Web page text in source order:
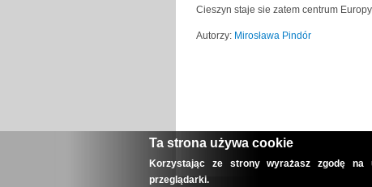
Cieszyn staje sie zatem centrum
Autorzy: Mirosława Pindór
Ta strona używa cookie
Korzystając ze strony wyrażasz zgodę na
przeglądarki.